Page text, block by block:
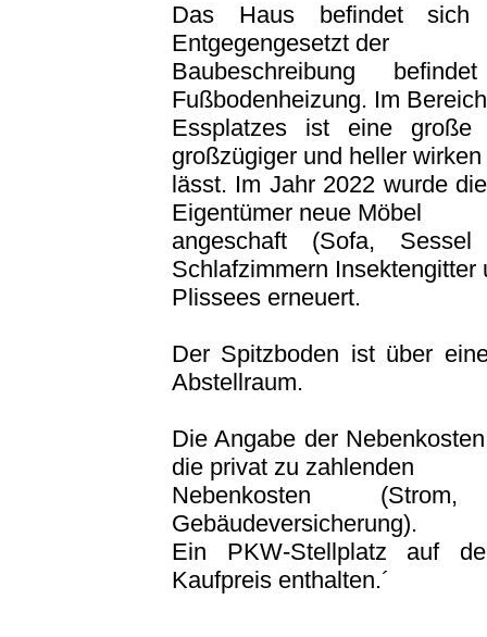
Das Haus befindet sich
Entgegengesetzt der
Baubeschreibung
Fußbodenheizung. Im
Essplatzes ist eine große
großzügiger und heller wirken
lässt. Im Jahr 2022 wurde
Eigentümer neue Möbel
angeschaft (Sofa,
Schlafzimmern Insektengitter
Plissees erneuert.
Der Spitzboden ist über
Abstellraum.
Die Angabe der
die privat zu zahlenden
Nebenkosten
Gebäudeversicherung).
Ein PKW-Stellplatz auf
Kaufpreis enthalten.´